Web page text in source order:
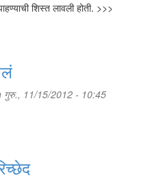
शिस्त लावली होती. >>>
11/15/2012 - 10:45